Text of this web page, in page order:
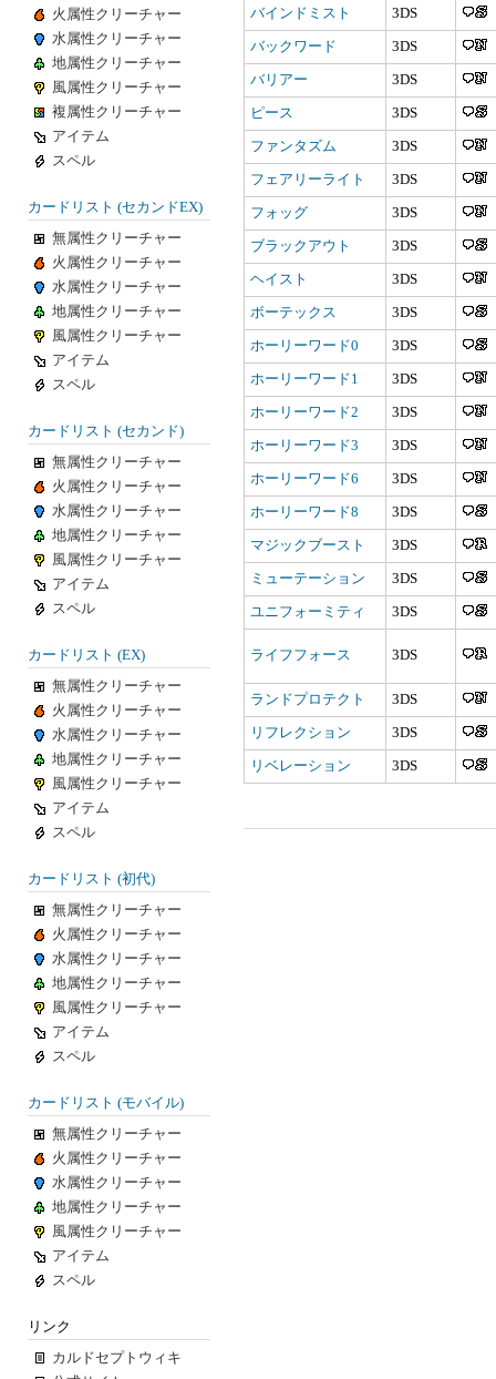
バインドミスト 3DS
バックワード 3DS
バリアー 3DS
ピース 3DS
ファンタズム 3DS
フェアリーライト 3DS
フォッグ 3DS
ブラックアウト 3DS
ヘイスト 3DS
ボーテックス 3DS
ホーリーワード0 3DS
ホーリーワード1 3DS
ホーリーワード2 3DS
ホーリーワード3 3DS
ホーリーワード6 3DS
ホーリーワード8 3DS
マジックブースト 3DS
ミューテーション 3DS
ユニフォーミティ 3DS
ライフフォース 3DS
ランドプロテクト 3DS
リフレクション 3DS
リベレーション 3DS
火属性クリーチャー
水属性クリーチャー
地属性クリーチャー
風属性クリーチャー
複属性クリーチャー
アイテム
スペル
カードリスト (セカンドEX)
無属性クリーチャー
火属性クリーチャー
水属性クリーチャー
地属性クリーチャー
風属性クリーチャー
アイテム
スペル
カードリスト (セカンド)
無属性クリーチャー
火属性クリーチャー
水属性クリーチャー
地属性クリーチャー
風属性クリーチャー
アイテム
スペル
カードリスト (EX)
無属性クリーチャー
火属性クリーチャー
水属性クリーチャー
地属性クリーチャー
風属性クリーチャー
アイテム
スペル
カードリスト (初代)
無属性クリーチャー
火属性クリーチャー
水属性クリーチャー
地属性クリーチャー
風属性クリーチャー
アイテム
スペル
カードリスト (モバイル)
無属性クリーチャー
火属性クリーチャー
水属性クリーチャー
地属性クリーチャー
風属性クリーチャー
アイテム
スペル
リンク
カルドセプトウィキ